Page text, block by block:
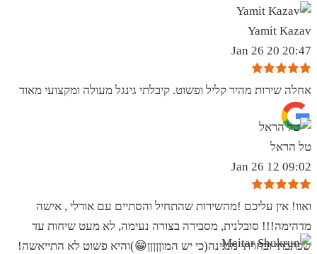
Yamit Kazav
20:47 20 Jan 26
אחלה שירות מהיר קליל ופשוט. קיבלתי גינגל מעולה ומקצועי מאוד
טל הראל
09:02 12 Jan 26
ואוו! אין עליכם !מהשירות שהתחיל והסתיים עם אורלי , אישה
מדהימה!!! סובלנית, מסבירה בצורה נעימה, לא מעט שיחות עד
שכתבתי ובחרתי מנגינה(כי יש המוןןןןן😁)והיא פשוט לא התייאשה!